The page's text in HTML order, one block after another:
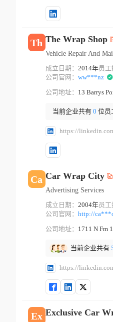
Th The Wrap Shop
Vehicle Repair And
成立日期： 2014年员工
公司官网： ww***nz
公司地址： 13 Barrys
当前企业共有 0 位员
https://
Ca Car Wrap City
Advertising Services
成立日期： 2004年员工
公司官网： http://
公司地址： 1711 N Fm
当前企业共有
https://
Ex Exclusive Car